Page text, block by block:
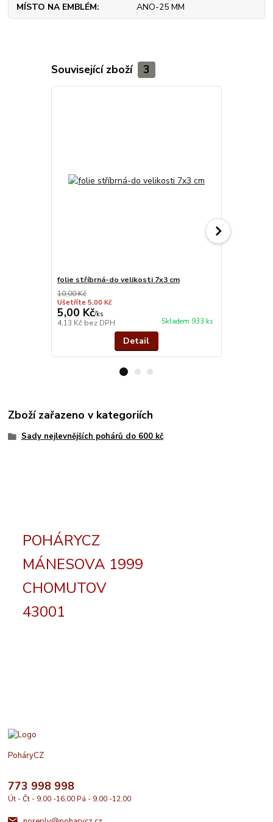
MÍSTO NA EMBLÉM ANO-25 MM
Související zboží 3
folie stříbrná-do velikosti 7x3 cm
10,00 Kč
Ušetříte 5,00 Kč
5,00 Kč/ks
4,13 Kč bez DPH Skladem 933 ks
Detail
Zboží zařazeno v kategoriích
Sady nejlevnějších pohárů do 600 kč
POHÁRYCZ
MÁNESOVA 1999
CHOMUTOV
43001
PoháryCZ
773 998 998
Út - Čt - 9,00 -16,00 Pá - 9,00 -12,00